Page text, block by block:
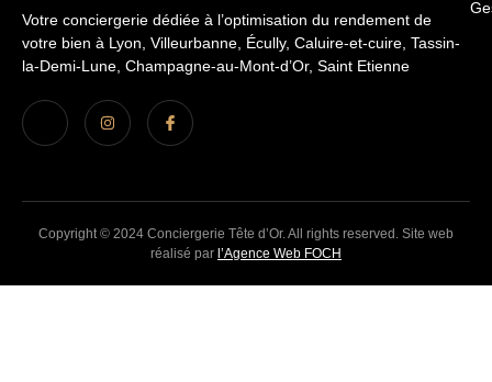
Votre conciergerie dédiée à l’optimisation du rendement de
votre bien à Lyon, Villeurbanne, Écully, Caluire-et-cuire, Tassin-
la-Demi-Lune, Champagne-au-Mont-d’Or, Saint Etienne
Copyright © 2024 Conciergerie Tête d’Or. All rights reserved. Site web
réalisé par l’Agence Web FOCH